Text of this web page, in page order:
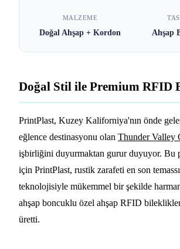
Bileklikler
3 DK OKUMA
MALZEME
Doğal Ahşap + Kordon Ahşap
Doğal Stil ile Premium RFID
PrintPlast, Kuzey Kaliforniya'nın önde
eğlence destinasyonu olan Thunder Valley
işbirliğini duyurmaktan gurur duyuyor. Bu
için PrintPlast, rustik zarafeti en son
teknolojisiyle mükemmel bir şekilde
ahşap boncuklu özel ahşap RFID
üretti.